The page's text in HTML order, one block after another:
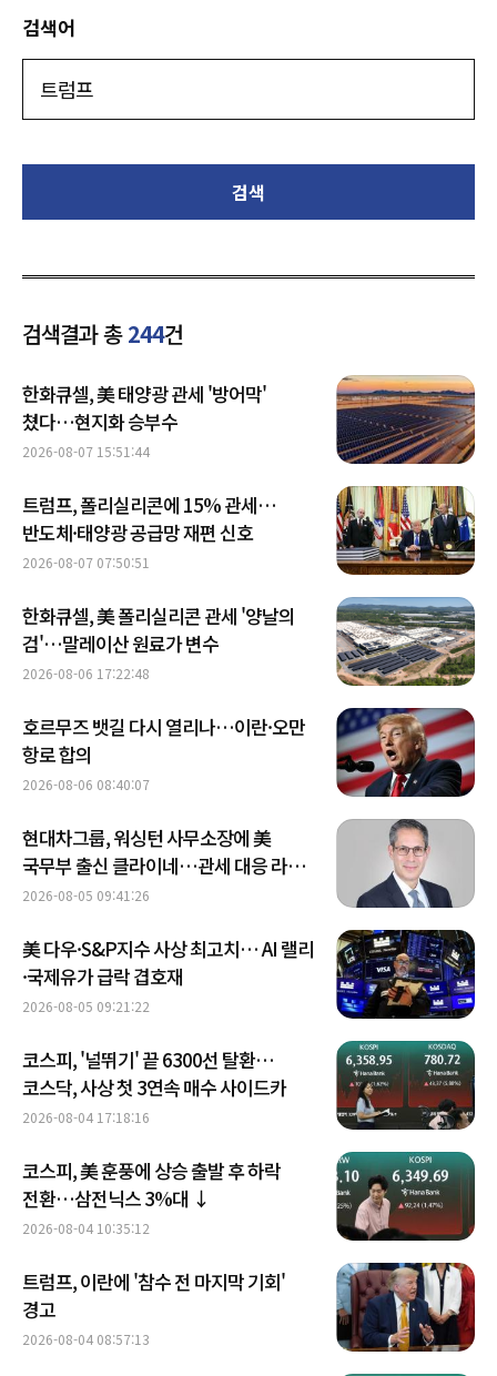
검색어
검색
검색결과 총244건
한화큐셀, 美 태양광 관세 '방어막'
쳤다…현지화 승부수
2026-08-07 15:51:44
트럼프, 폴리실리콘에 15% 관세…
반도체·태양광 공급망 재편 신호
2026-08-07 07:50:51
한화큐셀, 美 폴리실리콘 관세 '양날의
검'…말레이산 원료가 변수
2026-08-06 17:22:48
호르무즈 뱃길 다시 열리나…이란·오만
항로 합의
2026-08-06 08:40:07
현대차그룹, 워싱턴 사무소장에 美
국무부 출신 클라이네…관세 대응 라인
강화
2026-08-05 09:41:26
美 다우·S&P지수 사상 최고치… AI 랠리
·국제유가 급락 겹호재
2026-08-05 09:21:22
코스피, '널뛰기' 끝 6300선 탈환…
코스닥, 사상 첫 3연속 매수 사이드카
2026-08-04 17:18:16
코스피, 美 훈풍에 상승 출발 후 하락
전환…삼전닉스 3%대 ↓
2026-08-04 10:35:12
트럼프, 이란에 '참수 전 마지막 기회'
경고
2026-08-04 08:57:13